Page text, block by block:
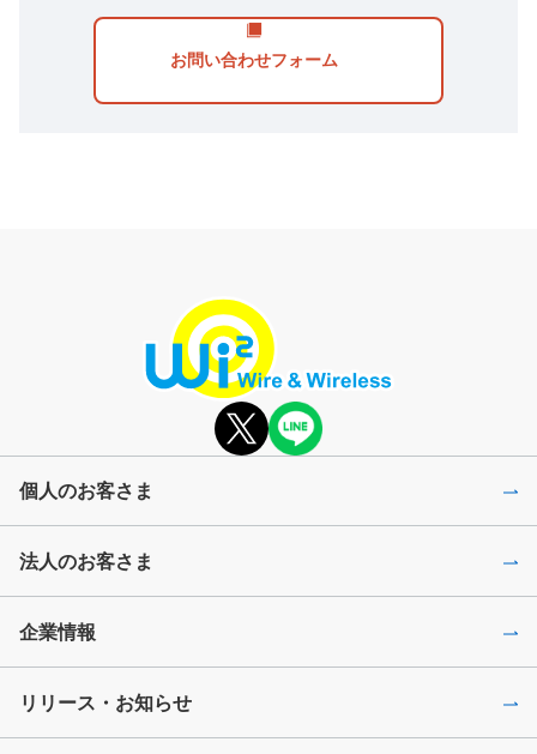
お問い合わせフォーム
個人のお客さま
法人のお客さま
企業情報
リリース・お知らせ